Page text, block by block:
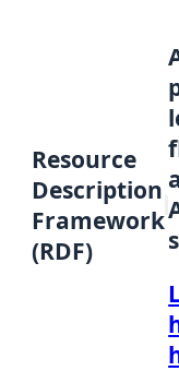
Resource
Description
Framework
(RDF)